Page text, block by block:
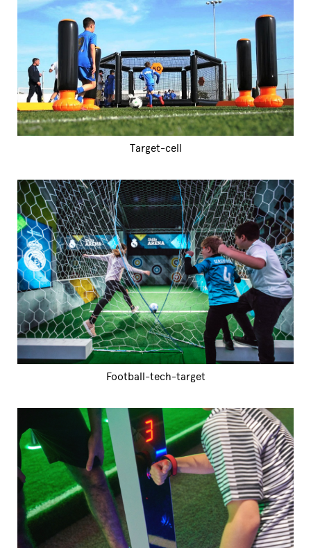
Target-cell
Football-tech-target